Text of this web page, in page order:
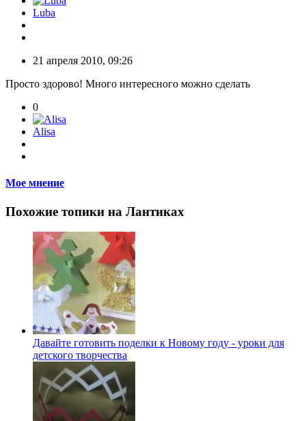
Luba
21 апреля 2010, 09:26
Просто здорово! Много интересного можно сделать
0
Alisa
Мое мнение
Похожие топики на Лантиках
Давайте готовить поделки к Новому году - уроки для
детского творчества